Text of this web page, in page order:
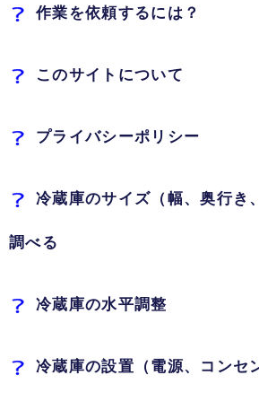
作業を依頼するには？
このサイトについて
プライバシーポリシー
冷蔵庫のサイズ（幅、奥行き
調べる
冷蔵庫の水平調整
冷蔵庫の設置（電源、コンセ